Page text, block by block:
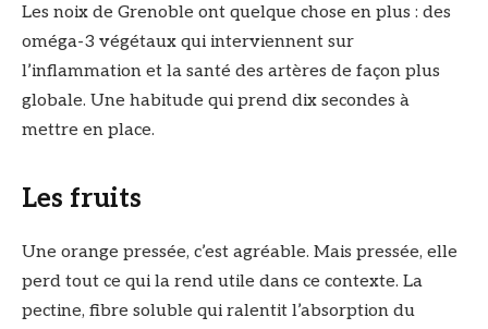
Les noix de Grenoble ont quelque chose en plus : des
oméga-3 végétaux qui interviennent sur
l’inflammation et la santé des artères de façon plus
globale. Une habitude qui prend dix secondes à
mettre en place.
Les fruits
Une orange pressée, c’est agréable. Mais pressée, elle
perd tout ce qui la rend utile dans ce contexte. La
pectine, fibre soluble qui ralentit l’absorption du